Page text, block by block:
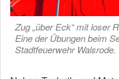
Zug „über Eck“ mit loser
Eine der Übungen beim
Stadtfeuerwehr Walsrode.